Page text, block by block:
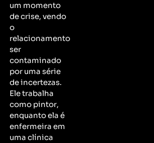
um momento
de crise, vendo
o
relacionamento
ser
contaminado
por uma série
de incertezas.
Ele trabalha
como pintor,
enquanto ela é
enfermeira em
uma clínica